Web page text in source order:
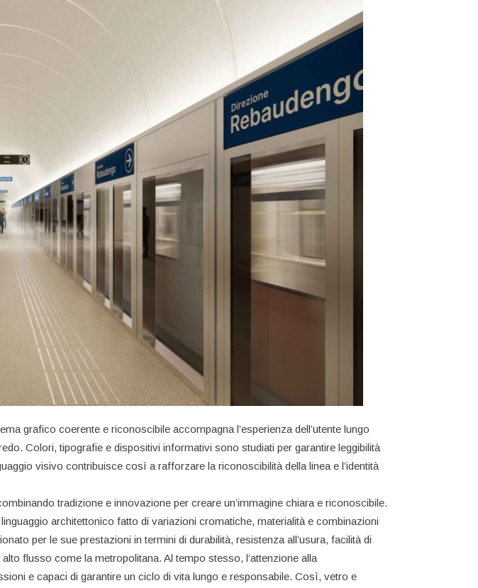
grafico coerente e riconoscibile accompagna l’esperienza dell’utente lungo
Colori, tipografie e dispositivi informativi sono studiati per garantire leggibilità
visivo contribuisce così a rafforzare la riconoscibilità della linea e l’identità
tradizione e innovazione per creare un’immagine chiara e riconoscibile.
architettonico fatto di variazioni cromatiche, materialità e combinazioni
per le sue prestazioni in termini di durabilità, resistenza all’usura, facilità di
flusso come la metropolitana. Al tempo stesso, l’attenzione alla
e capaci di garantire un ciclo di vita lungo e responsabile. Così, vetro e